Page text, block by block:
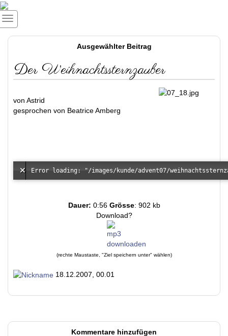
Ausgewählter Beitrag
Der Weihnachtssternzauber
von Astrid
gesprochen von Beatrice Amberg
Dauer: 0:56 Grösse: 902 kb
Download?
(rechte Maustaste, "Ziel speichern unter" wählen)
18.12.2007, 00.01
Kommentare hinzufügen